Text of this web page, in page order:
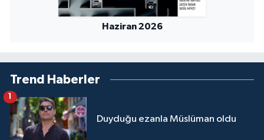
Haziran 2026
Trend Haberler
Duyduğu ezanla Müslüman oldu
Şırnak Müftülüğü
Tekirdağ Müftülüğü
Trabzon Müftülüğü